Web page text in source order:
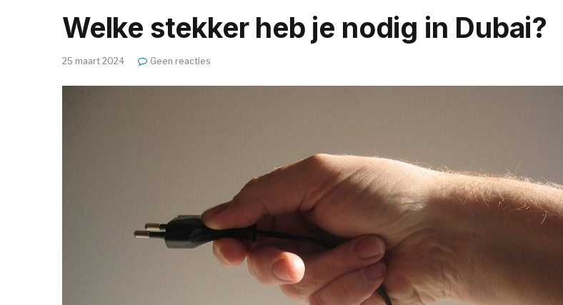
Welke stekker heb je nodig in Dubai?
25 maart 2024 Geen reacties